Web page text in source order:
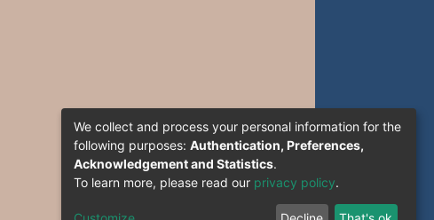
We collect and process your personal information for the
following purposes: Authentication, Preferences,
Acknowledgement and Statistics.
To learn more, please read our privacy policy.